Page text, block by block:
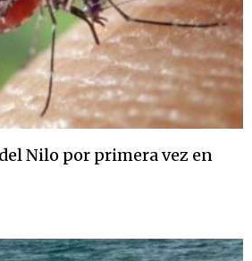
Nilo por primera vez en